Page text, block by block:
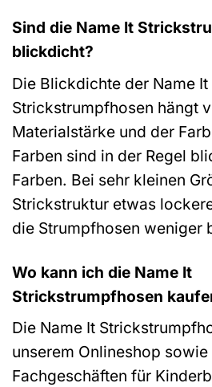
Sind die Name It
blickdicht?
Die Blickdichte der Name It
Strickstrumpfhosen hängt
Materialstärke und der
Farben sind in der Regel
Farben. Bei sehr kleinen
Strickstruktur etwas
die Strumpfhosen weniger
Wo kann ich die Name It
Strickstrumpfhosen
Die Name It
unserem Onlineshop
Fachgeschäften für